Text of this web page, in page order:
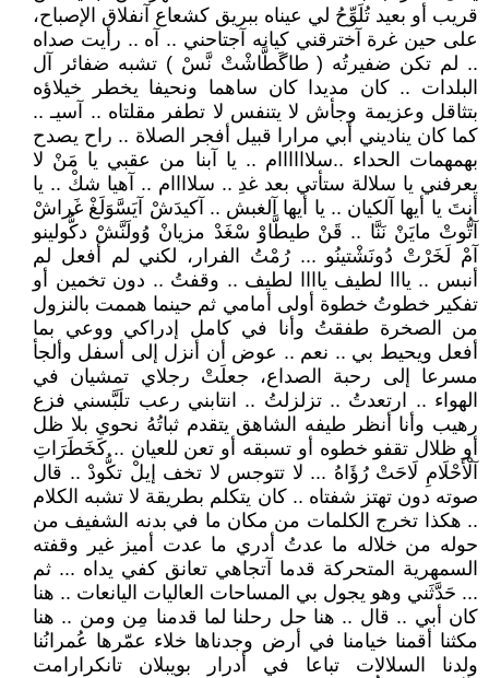
قريب أو بعيد تُلَوِّحُ لي عيناه ببريق كشعاع آنفلاق الإصباح،
على حين غرة آخترقني كيانه آجتاحني .. آه .. رأيت صداه
.. لم تكن ضفيرتُه ( طاگَطَّاشْتْ نَّسْ ) تشبه ضفائر آل
البلدات .. كان مديدا كان ساهما ونحيفا يخطر خيلاؤه
بتثاقل وعزيمة وجأش لا يتنفس لا تطفر مقلتاه .. آسيـ ..
كما كان يناديني أبي مرارا قبيل أفجر الصلاة .. راح يصدح
بهمهمات الحداء ..سلاااااام .. يا آبنا من عقبي يا مَنْ لا
يعرفني يا سلالة ستأتي بعد غدِ .. سلاااام .. آهيا شكْ .. يا
أنتَ يا أيها آلكيان .. يا أيها آلغبش .. آكيدَشْ آيَسَّوَلَغْ غَراشْ
آتُّوتْ مايَنْ نَنَّا .. قَنْ طيطَّاوْ سْغَدْ مزيانْ وُولَنَّشْ دكُّولينو
آمْ لَخَرْتْ دُونَشْتينُو ... رُمْتُ الفرار، لكني لم أفعل لم
أنبس .. يااا لطيف ياااا لطيف .. وقفتُ .. دون تخمين أو
تفكير خطوتُ خطوة أولى أمامي ثم حينما هممت بالنزول
من الصخرة طفقتُ وأنا في كامل إدراكي ووعي بما
أفعل ويحيط بي .. نعم .. عوض أن أنزل إلى أسفل وألجأ
مسرعا إلى رحبة الصداع، جعلَتْ رجلاي تمشيان في
الهواء .. ارتعدتُ .. تزلزلتُ .. انتابني رعب تلَبَّسني فزع
رهيب وأنا أنظر طيفه الشاهق يتقدم ثباتُهُ نحوي بلا ظل
أو ظلال تقفو خطوه أو تسبقه أو تعن للعيان .. كَخَطَرَاتِ
آلْأَحْلَامِ لَاحَتْ رُؤَاهُ ... لا تتوجس لا تخف إيلْ تكُّودْ .. قال
صوته دون تهتز شفتاه .. كان يتكلم بطريقة لا تشبه الكلام
.. هكذا تخرج الكلمات من مكان ما في بدنه الشفيف من
حوله من خلاله ما عدتُ أدري ما عدت أميز غير وقفته
السمهرية المتحركة قدما آتجاهي تعانق كفي يداه ... ثم
... حَدَّثَني وهو يجول بي المساحات العاليات اليانعات .. هنا
كان أبي .. قال .. هنا حل رحلنا لما قدمنا مِن ومن .. هنا
مكثنا أقمنا خيامنا في أرض وجدناها خلاء عمّرها عُمرانُنا
ولدنا السلالات تباعا في أدرار بويبلان تانكرارامت